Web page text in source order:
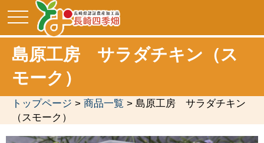
toggle
navigation
島原工房 サラダチキン（ス
モーク）
トップページ > 商品一覧 > 島原工房 サラダチキン
（スモーク）